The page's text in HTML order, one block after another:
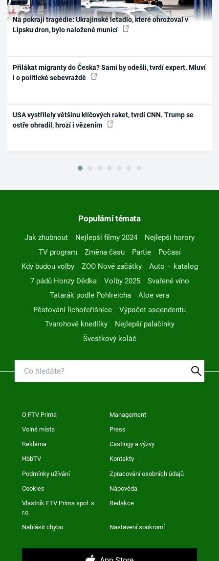
Na pokraji tragédie: Ukrajinské letadlo, které ohrožoval v
Lipsku dron, bylo naložené municí
Přilákat migranty do Česka? Sami by odešli, tvrdí expert. Mluví
i o politické sebevraždě
USA vystřílely většinu klíčových raket, tvrdí CNN. Trump se
ostře ohradil, hrozí i vězením
Populární témata
Jak zhubnout Nejlepší filmy 2024
Nejlepší horory
TV program
Změna času Partie
Počasí
Kdy budou volby
ZOO Nové začátky
Auto – katalog
7 pádů Honzy Dědka
Volby 2025
Svařené víno
Tatarák podle Pohlreicha
Aloe vera
Pěstování lichořeřišnice
Výpočet ascendentu
Tvarohové knedlíky
Nejlepší palačinky
Švestkový koláč
O FTV Prima Management
Volná místa Press
Reklama Castingy a výzvy
HbbTV Kontakty
Podmínky užívání Zpracování osobních údajů
Cookies Nápověda
Vlastník FTV Prima spol. s
r.o.
Redakce
Nahlásit chybu Nastavení soukromí